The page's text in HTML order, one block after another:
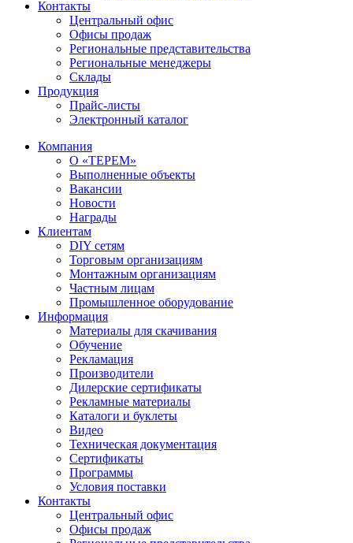
Контакты
Центральный офис
Офисы продаж
Региональные представительства
Региональные менеджеры
Склады
Продукция
Прайс-листы
Электронный каталог
Компания
О «ТЕРЕМ»
Выполненные объекты
Вакансии
Новости
Награды
Клиентам
DIY сетям
Торговым организациям
Монтажным организациям
Частным лицам
Промышленное оборудование
Информация
Материалы для скачивания
Обучение
Рекламация
Производители
Дилерские сертификаты
Рекламные материалы
Каталоги и буклеты
Видео
Техническая документация
Сертификаты
Программы
Условия поставки
Контакты
Центральный офис
Офисы продаж